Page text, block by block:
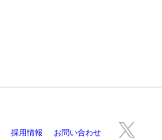
採用情報 お問い合わせ